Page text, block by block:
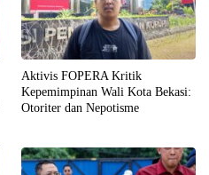
Aktivis FOPERA Kritik
Kepemimpinan Wali Kota Bekasi:
Otoriter dan Nepotisme